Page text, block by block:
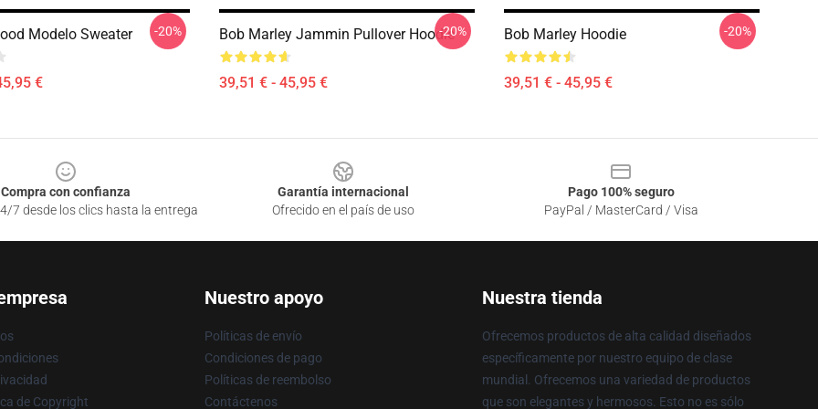
Modelo Sweater
€
-20% Bob Marley Jammin Pullover Hoodie
39,51 € - 45,95 €
-20% Bob Marley Hoodie
39,51 € - 45,95 €
-20%
Compra con confianza
7 desde los clics hasta la entrega
Garantía internacional
Ofrecido en el país de uso
Pago 100% seguro
PayPal / MasterCard / Visa
de Copyright
Nuestro apoyo
Políticas de envío
Condiciones de pago
Políticas de reembolso
Contáctenos
Nuestra tienda
Ofrecemos productos de alta calidad diseñados
específicamente por nuestro equipo de clase
mundial. Ofrecemos una variedad de productos
que son elegantes y hermosos. Esto no es sólo